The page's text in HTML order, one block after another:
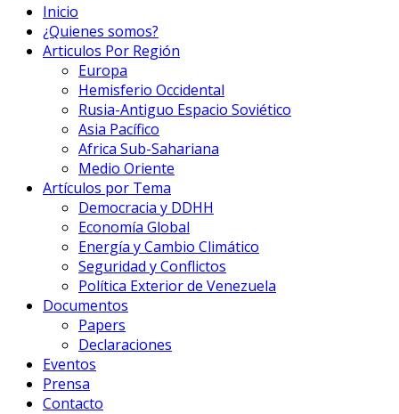
Inicio
¿Quienes somos?
Articulos Por Región
Europa
Hemisferio Occidental
Rusia-Antiguo Espacio Soviético
Asia Pacífico
Africa Sub-Sahariana
Medio Oriente
Artículos por Tema
Democracia y DDHH
Economía Global
Energía y Cambio Climático
Seguridad y Conflictos
Política Exterior de Venezuela
Documentos
Papers
Declaraciones
Eventos
Prensa
Contacto